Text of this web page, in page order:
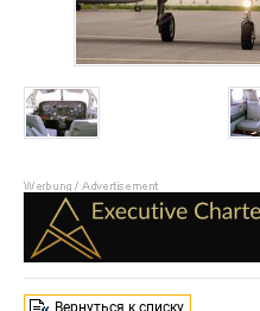
Вернуться к списку